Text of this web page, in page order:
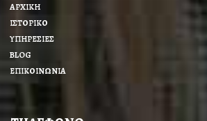
ΑΡΧΙΚΗ
ΙΣΤΟΡΙΚΟ
ΥΠΗΡΕΣΙΕΣ
BLOG
ΕΠΙΚΟΙΝΩΝΙΑ